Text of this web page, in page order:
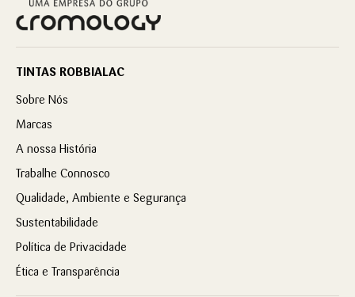
TINTAS ROBBIALAC
Sobre Nós
Marcas
A nossa História
Trabalhe Connosco
Qualidade, Ambiente e Segurança
Sustentabilidade
Política de Privacidade
Ética e Transparência